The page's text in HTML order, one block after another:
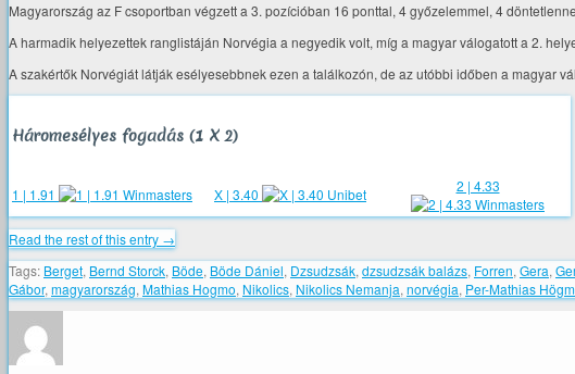
Magyarország az F csoportban végzett a 3. pozícióban 16 ponttal, 4 győzelemmel, 4
A harmadik helyezettek ranglistáján Norvégia a negyedik volt, míg a magyar válogatott a 2.
A szakértők Norvégiát látják esélyesebbnek ezen a találkozón, de az utóbbi időben a magyar
Háromesélyes fogadás (1 X 2)
1 | 1.91 X | 3.40 2 | 4.33
Read the rest of this entry →
Tags: Berget, Bernd Storck, Böde, Böde Dániel, Dzsudzsák, dzsudzsák balázs, Forren, Gera,
Gábor, magyarország, Mathias Hogmo, Nikolics, Nikolics Nemanja, norvégia, Per-Mathias